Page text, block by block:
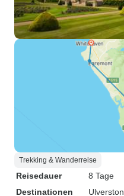
Trekking & Wanderreise
Reisedauer
8 Tage
Destinationen
Ulverston